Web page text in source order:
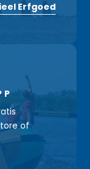
Erfgoed
of